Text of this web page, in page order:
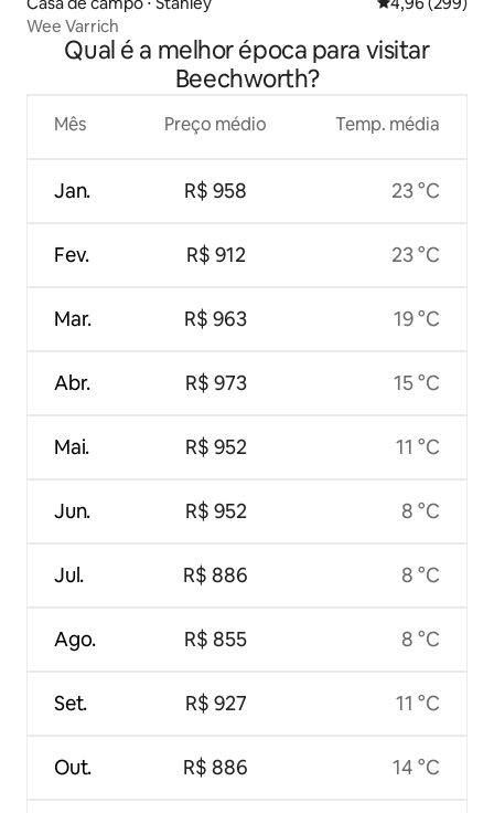
Wee Varrich
Qual é a melhor época para visitar
Beechworth?
Mês
Jan.
Fev.
Mar.
Abr.
Mai.
Jun.
Jul.
Ago.
Set.
Out.
Preço médio
R$ 958
R$ 912
R$ 963
R$ 973
R$ 952
R$ 952
R$ 886
R$ 855
R$ 927
R$ 886
Temp. média
23 °C
23 °C
19 °C
15 °C
11 °C
8 °C
8 °C
8 °C
11 °C
14 °C